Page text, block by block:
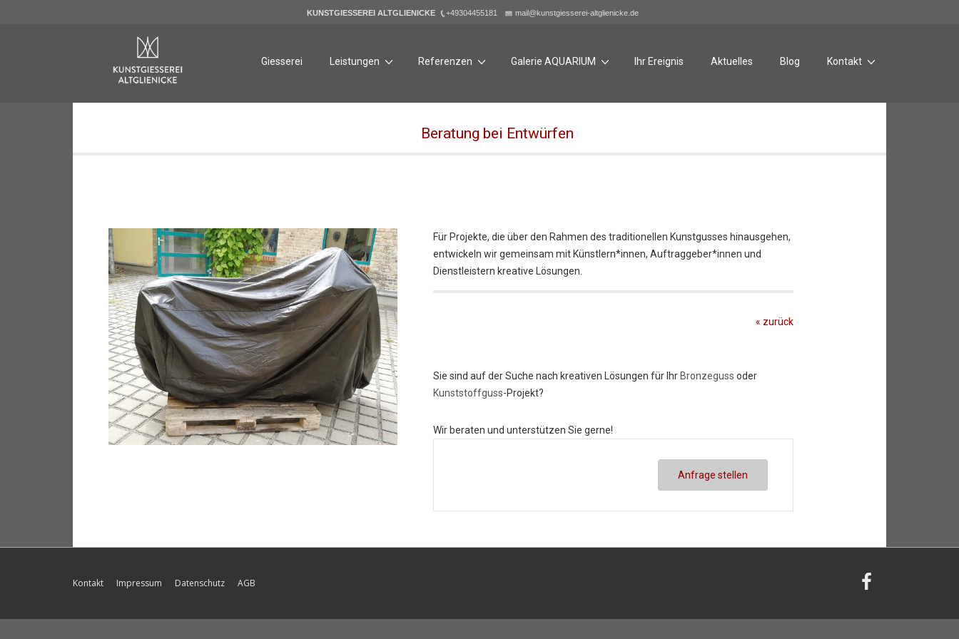
KUNSTGIESSEREI ALTGLIENICKE +49304455181 mail@kunstgiesserei-altglienicke.de
MainGiesserei Leistungen Referenzen Galerie AQUARIUM Ihr Ereignis Aktuelles Blog Kontakt
Beratung bei Entwürfen
Für Projekte, die über den Rahmen des traditionellen Kunstgusses hinausgehen,
entwickeln wir gemeinsam mit Künstlern*innen, Auftraggeber*innen und
Dienstleistern kreative Lösungen.
« zurück
Sie sind auf der Suche nach kreativen Lösungen für IhrBronzeguss oder
Kunststoffguss-Projekt?
Wir beraten und unterstützen Sie gerne!
Anfrage stellen
Footer-
Kontakt Impressum Datenschutz AGB